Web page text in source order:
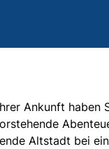
Ankunft haben
Altstadt bei